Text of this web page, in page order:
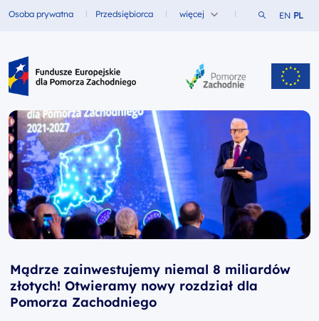
Fundusze dla
Osoba prywatna Fundusze dla
Przedsiębiorca więcej Szukaj w
EN PL
Fundusze Europejskie dla Pomorza Zachodniego
Mądrze zainwestujemy niemal 8 miliardów
złotych! Otwieramy nowy rozdział dla
Pomorza Zachodniego